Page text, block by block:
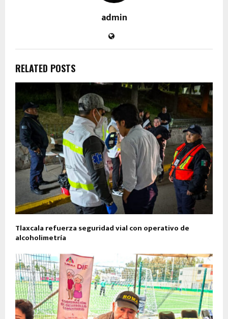
admin
RELATED POSTS
Tlaxcala refuerza seguridad vial con operativo de
alcoholimetría